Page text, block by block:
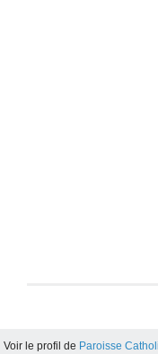
Voir le profil de Paroisse